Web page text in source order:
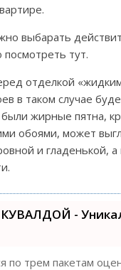
выбарать
тут.
отделкой
в таком случае
жирные пятна,
обоями, может
и гладенькой,
-
по трем пакетам